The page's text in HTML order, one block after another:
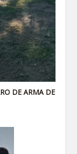
DE ARMA DE